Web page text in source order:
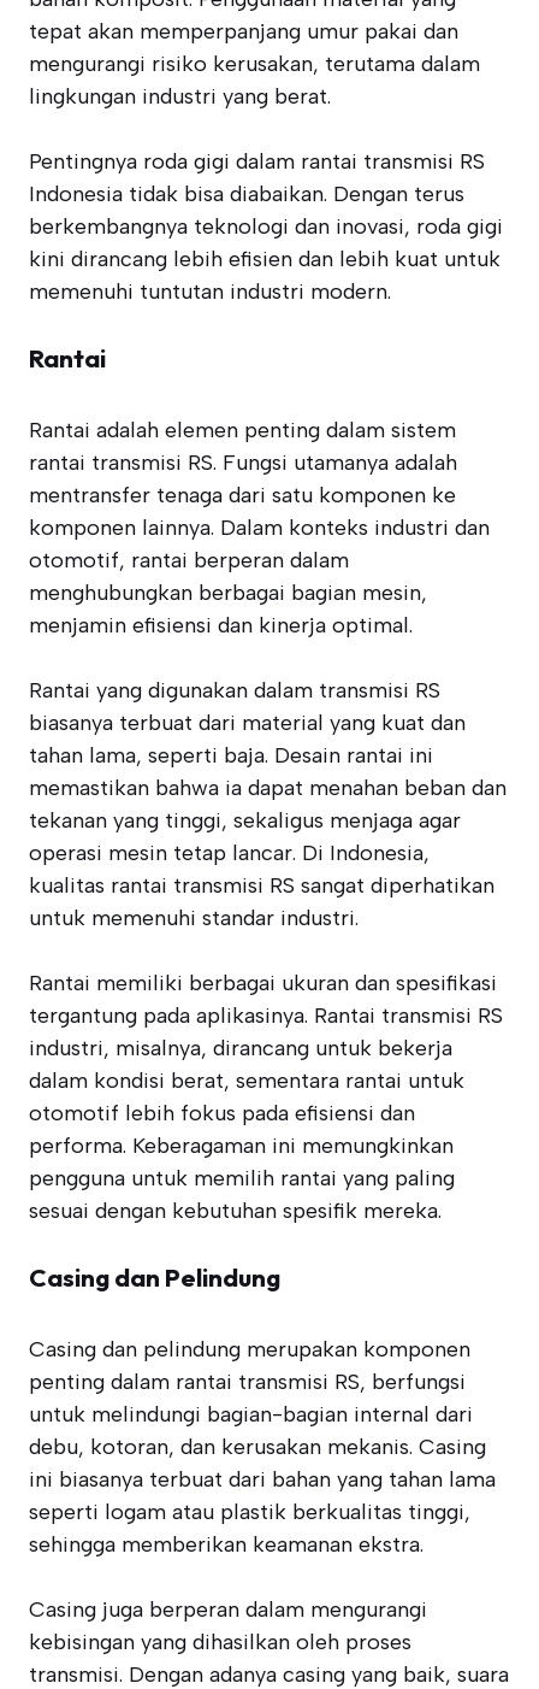
tepat akan memperpanjang umur pakai dan
mengurangi risiko kerusakan, terutama dalam
lingkungan industri yang berat.
Pentingnya roda gigi dalam rantai transmisi RS
Indonesia tidak bisa diabaikan. Dengan terus
berkembangnya teknologi dan inovasi, roda gigi
kini dirancang lebih efisien dan lebih kuat untuk
memenuhi tuntutan industri modern.
Rantai
Rantai adalah elemen penting dalam sistem
rantai transmisi RS. Fungsi utamanya adalah
mentransfer tenaga dari satu komponen ke
komponen lainnya. Dalam konteks industri dan
otomotif, rantai berperan dalam
menghubungkan berbagai bagian mesin,
menjamin efisiensi dan kinerja optimal.
Rantai yang digunakan dalam transmisi RS
biasanya terbuat dari material yang kuat dan
tahan lama, seperti baja. Desain rantai ini
memastikan bahwa ia dapat menahan beban dan
tekanan yang tinggi, sekaligus menjaga agar
operasi mesin tetap lancar. Di Indonesia,
kualitas rantai transmisi RS sangat diperhatikan
untuk memenuhi standar industri.
Rantai memiliki berbagai ukuran dan spesifikasi
tergantung pada aplikasinya. Rantai transmisi RS
industri, misalnya, dirancang untuk bekerja
dalam kondisi berat, sementara rantai untuk
otomotif lebih fokus pada efisiensi dan
performa. Keberagaman ini memungkinkan
pengguna untuk memilih rantai yang paling
sesuai dengan kebutuhan spesifik mereka.
Casing dan Pelindung
Casing dan pelindung merupakan komponen
penting dalam rantai transmisi RS, berfungsi
untuk melindungi bagian-bagian internal dari
debu, kotoran, dan kerusakan mekanis. Casing
ini biasanya terbuat dari bahan yang tahan lama
seperti logam atau plastik berkualitas tinggi,
sehingga memberikan keamanan ekstra.
Casing juga berperan dalam mengurangi
kebisingan yang dihasilkan oleh proses
transmisi. Dengan adanya casing yang baik, suara